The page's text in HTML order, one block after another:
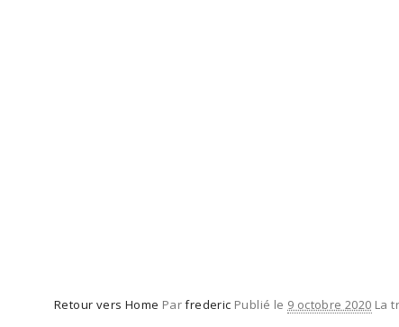
Retour vers Home Parfrederic Publié le 9 octobre 2020 La